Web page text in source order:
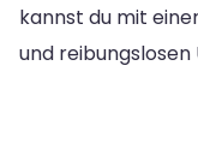
kannst du mit
und reibungslosen